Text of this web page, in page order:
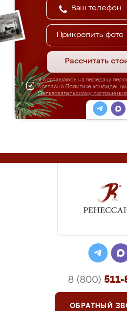
Прикрепить фото
Рассчитать
Я соглашаюсь на передачу
согласно Политике
Пользовательскому
8 (800) 511-
ОБРАТНЫЙ